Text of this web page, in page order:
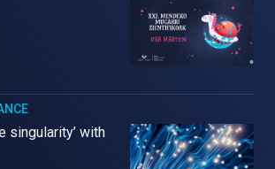
singularity’ with